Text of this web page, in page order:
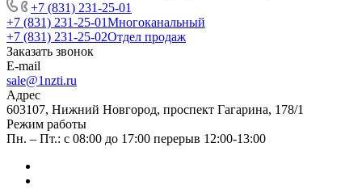
+7 (831) 231-25-01
+7 (831) 231-25-01Многоканальный
+7 (831) 231-25-02Отдел продаж
Заказать звонок
E-mail
sale@1nzti.ru
Адрес
603107, Нижний Новгород, проспект Гагарина, 178/1
Режим работы
Пн. – Пт.: с 08:00 до 17:00 перерыв 12:00-13:00